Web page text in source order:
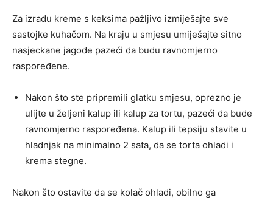
Za izradu kreme s keksima pažljivo izmiješajte sve
sastojke kuhačom. Na kraju u smjesu umiješajte sitno
nasjeckane jagode pazeći da budu ravnomjerno
raspoređene.
Nakon što ste pripremili glatku smjesu, oprezno je
ulijte u željeni kalup ili kalup za tortu, pazeći da bude
ravnomjerno raspoređena. Kalup ili tepsiju stavite u
hladnjak na minimalno 2 sata, da se torta ohladi i
krema stegne.
Nakon što ostavite da se kolač ohladi, obilno ga